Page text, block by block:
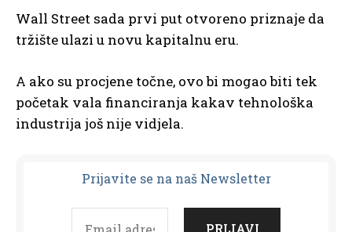
Wall Street sada prvi put otvoreno priznaje da
tržište ulazi u novu kapitalnu eru.
A ako su procjene točne, ovo bi mogao biti tek
početak vala financiranja kakav tehnološka
industrija još nije vidjela.
Prijavite se na naš Newsletter